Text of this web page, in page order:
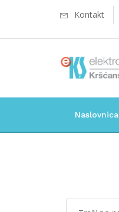
Kontakt
Naslovnica